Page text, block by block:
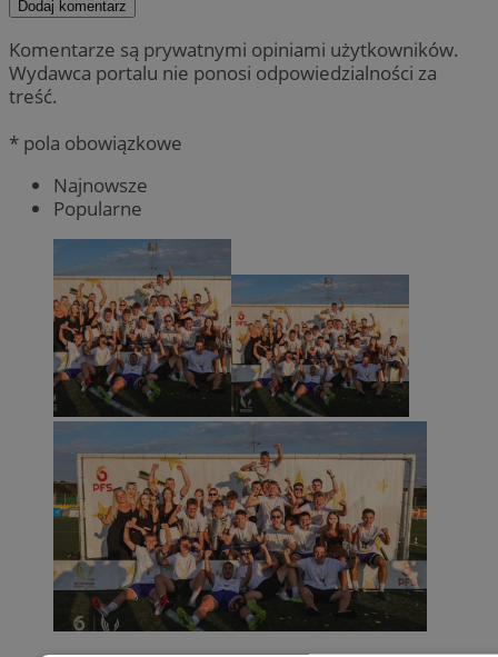
Dodaj komentarz
Komentarze są prywatnymi opiniami użytkowników.
Wydawca portalu nie ponosi odpowiedzialności za
treść.
* pola obowiązkowe
Najnowsze
Popularne